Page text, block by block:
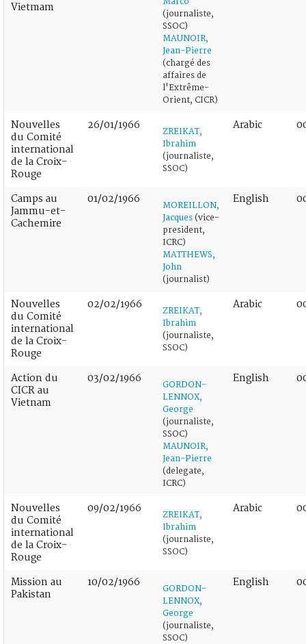
Vietmam
(journaliste,
SSOC)
MAUNOIR,
Jean-Pierre
(chargé des
affaires de
l'Extrême-
Orient, CICR)
Nouvelles
du Comité
international
de la Croix-
Rouge
26/01/1966
ZREIKAT,
Ibrahim
(journaliste,
SSOC)
Arabic
Camps au
Jammu-et-
Cachemire
01/02/1966
MOREILLON,
Jacques (vice-
president,
ICRC)
MATTHEWS,
John
(journalist)
English
Nouvelles
du Comité
international
de la Croix-
Rouge
02/02/1966
ZREIKAT,
Ibrahim
(journaliste,
SSOC)
Arabic
Action du
CICR au
Vietnam
03/02/1966
GORDON-
LENNOX,
George
(journaliste,
SSOC)
MAUNOIR,
Jean-Pierre
(delegate,
ICRC)
English
Nouvelles
du Comité
international
de la Croix-
Rouge
09/02/1966
ZREIKAT,
Ibrahim
(journaliste,
SSOC)
Arabic
Mission au
Pakistan
10/02/1966
GORDON-
LENNOX,
George
(journaliste,
SSOC)
English